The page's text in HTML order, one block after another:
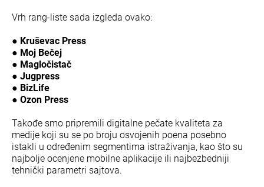
Vrh rang-liste sada izgleda ovako:
● Kruševac Press
● Moj Bečej
● Magločistač
● Jugpress
● BizLife
● Ozon Press
Takođe smo pripremili digitalne pečate kvaliteta za
medije koji su se po broju osvojenih poena posebno
istakli u određenim segmentima istraživanja, kao što su
najbolje ocenjene mobilne aplikacije ili najbezbedniji
tehnički parametri sajtova.